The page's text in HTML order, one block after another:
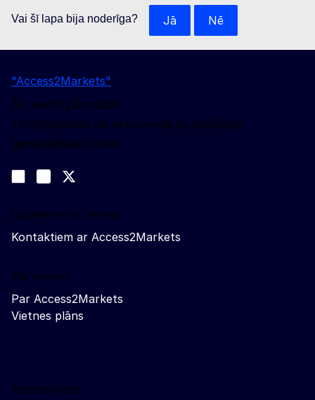
Vai šī lapa bija noderīga? Jā Nē
"Access2Markets"
Šo vietni pārvalda:
Tirdzniecības un ekonomiskās drošības
ģenerāldirektorāts
Join us on LinkedIn
Trade-Off podcast
Sazinieties ar mums
Kontaktiem ar Access2Markets
Par mums
Par Access2Markets
Vietnes plāns
Related sites